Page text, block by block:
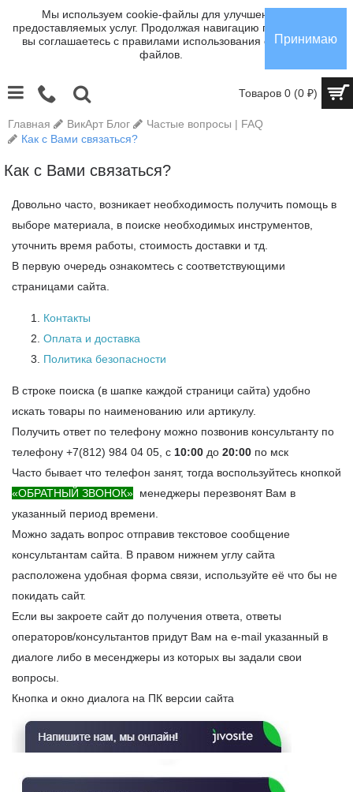
Мы используем cookie-файлы для улучшения
предоставляемых услуг. Продолжая навигацию по сайту,
вы соглашаетесь с правилами использования cookie-
файлов.
Принимаю
Товаров 0 (0 ₽)
Главная ВикАрт Блог
Частые вопросы | FAQ
Как с Вами связаться?
Как с Вами связаться?
Довольно часто, возникает необходимость получить помощь в
выборе материала, в поиске необходимых инструментов,
уточнить время работы, стоимость доставки и тд.
В первую очередь ознакомтесь с соответствующими
страницами сайта.
Контакты
Оплата и доставка
Политика безопасности
В строке поиска (в шапке каждой страници сайта) удобно
искать товары по наименованию или артикулу.
Получить ответ по телефону можно позвонив консультанту по
телефону +7(812) 984 04 05, с 10:00 до 20:00 по мск
Часто бывает что телефон занят, тогда воспользуйтесь кнопкой
«ОБРАТНЫЙ ЗВОНОК» менеджеры перезвонят Вам в
указанный период времени.
Можно задать вопрос отправив текстовое сообщение
консультантам сайта. В правом нижнем углу сайта
расположена удобная форма связи, используйте её что бы не
покидать сайт.
Если вы закроете сайт до получения ответа, ответы
операторов/консультантов придут Вам на e-mail указанный в
диалоге либо в месенджеры из которых вы задали свои
вопросы.
Кнопка и окно диалога на ПК версии сайта